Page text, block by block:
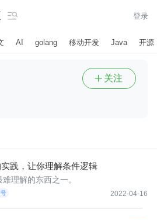
 登录
AI golang 移动开发 Java 开源
 关注
践，让你理解条件逻辑
2022-04-16
理解的东西之一。